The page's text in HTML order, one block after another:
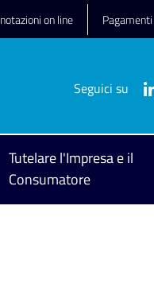
on line
Seguici su
Tutelare l'Impresa e il
Consumatore